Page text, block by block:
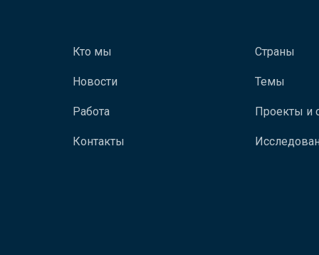
Кто мы
Новости
Работа
Контакты
Страны
Темы
Проекты и